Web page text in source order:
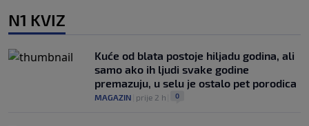
N1 KVIZ
Kuće od blata postoje hiljadu godina, ali
samo ako ih ljudi svake godine
premazuju, u selu je ostalo pet porodica
MAGAZIN prije 2 h 0